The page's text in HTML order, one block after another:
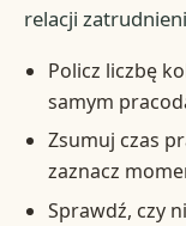
relacji
Policz liczbę
samym
Zsumuj czas
zaznacz
Sprawdź, czy